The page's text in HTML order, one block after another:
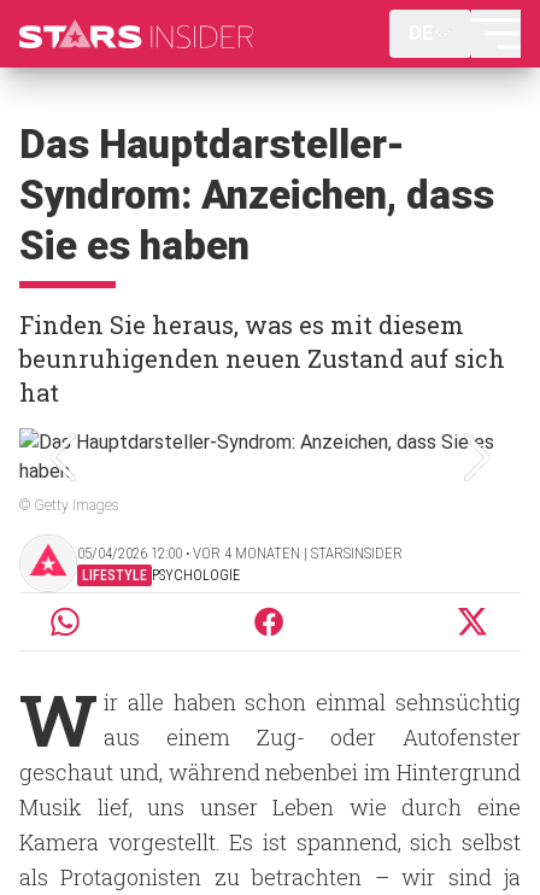
Das Hauptdarsteller-
Syndrom: Anzeichen, dass
Sie es haben
Finden Sie heraus, was es mit diesem
beunruhigenden neuen Zustand auf sich
hat
© Getty Images
05/04/2026 12:00 ‧ VOR 4 MONATEN | STARSINSIDER
LIFESTYLE PSYCHOLOGIE
W ir alle haben schon einmal sehnsüchtig
aus einem Zug- oder Autofenster
geschaut und, während nebenbei im Hintergrund
Musik lief, uns unser Leben wie durch eine
Kamera vorgestellt. Es ist spannend, sich selbst
als Protagonisten zu betrachten – wir sind ja